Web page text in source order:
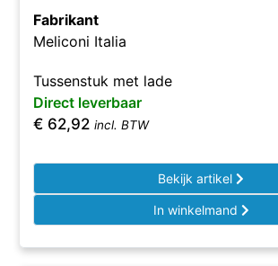
Fabrikant
Meliconi Italia
Tussenstuk met lade
Direct leverbaar
€ 62,92 incl. BTW
Bekijk artikel
In winkelmand